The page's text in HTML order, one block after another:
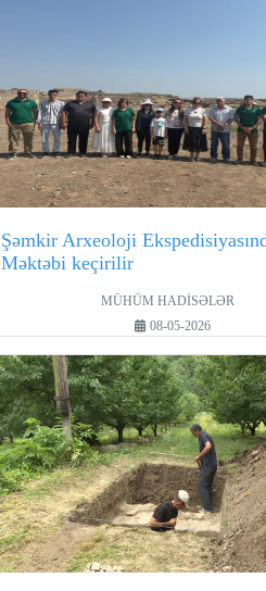
Şəmkir Arxeoloji
Məktəbi keçirilir
MÜHÜM HADİSƏLƏR
08-05-2026